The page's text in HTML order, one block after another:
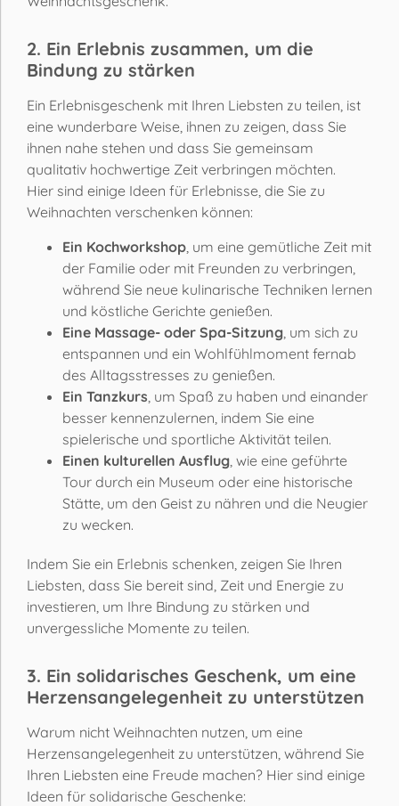
2. Ein Erlebnis zusammen, um die
Bindung zu stärken
Ein Erlebnisgeschenk mit Ihren Liebsten zu teilen, ist
eine wunderbare Weise, ihnen zu zeigen, dass Sie
ihnen nahe stehen und dass Sie gemeinsam
qualitativ hochwertige Zeit verbringen möchten.
Hier sind einige Ideen für Erlebnisse, die Sie zu
Weihnachten verschenken können:
Ein Kochworkshop , um eine gemütliche Zeit mit
der Familie oder mit Freunden zu verbringen,
während Sie neue kulinarische Techniken lernen
und köstliche Gerichte genießen.
Eine Massage- oder Spa-Sitzung , um sich zu
entspannen und ein Wohlfühlmoment fernab
des Alltagsstresses zu genießen.
Ein Tanzkurs , um Spaß zu haben und einander
besser kennenzulernen, indem Sie eine
spielerische und sportliche Aktivität teilen.
Einen kulturellen Ausflug , wie eine geführte
Tour durch ein Museum oder eine historische
Stätte, um den Geist zu nähren und die Neugier
zu wecken.
Indem Sie ein Erlebnis schenken, zeigen Sie Ihren
Liebsten, dass Sie bereit sind, Zeit und Energie zu
investieren, um Ihre Bindung zu stärken und
unvergessliche Momente zu teilen.
3. Ein solidarisches Geschenk, um eine
Herzensangelegenheit zu unterstützen
Warum nicht Weihnachten nutzen, um eine
Herzensangelegenheit zu unterstützen, während Sie
Ihren Liebsten eine Freude machen? Hier sind einige
Ideen für solidarische Geschenke: